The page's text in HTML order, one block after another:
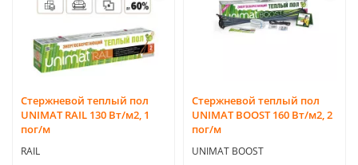
Стержневой теплый пол
UNIMAT RAIL 130 Вт/м2, 1
пог/м
RAIL
Стержневой теплый пол
UNIMAT BOOST 160 Вт/м2, 2
пог/м
UNIMAT BOOST